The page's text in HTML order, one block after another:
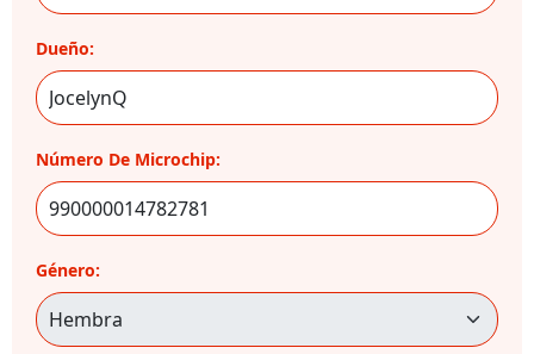
Dueño:
Número De Microchip:
Género: